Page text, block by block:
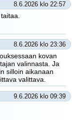
8.6.2026 klo 22:57
8.6.2026 klo 23:36
kovan
valinnasta. Ja
silloin aikanaan
valittava.
9.6.2026 klo 09:39